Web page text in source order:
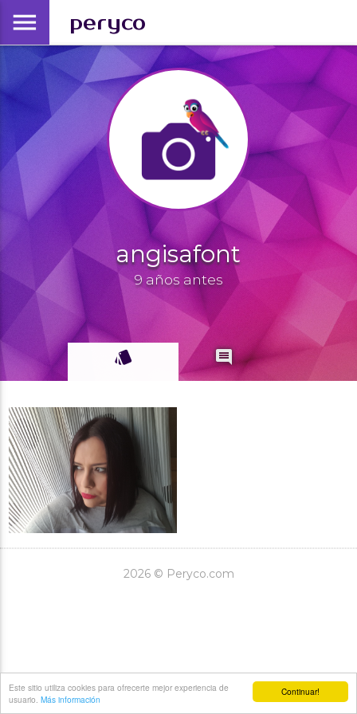
Continuar!
Este sitio utiliza cookies para ofrecerte mejor experiencia de
usuario. Más información
menu peryco
angisafont
9 años antes
style comments
2026 © Peryco.com